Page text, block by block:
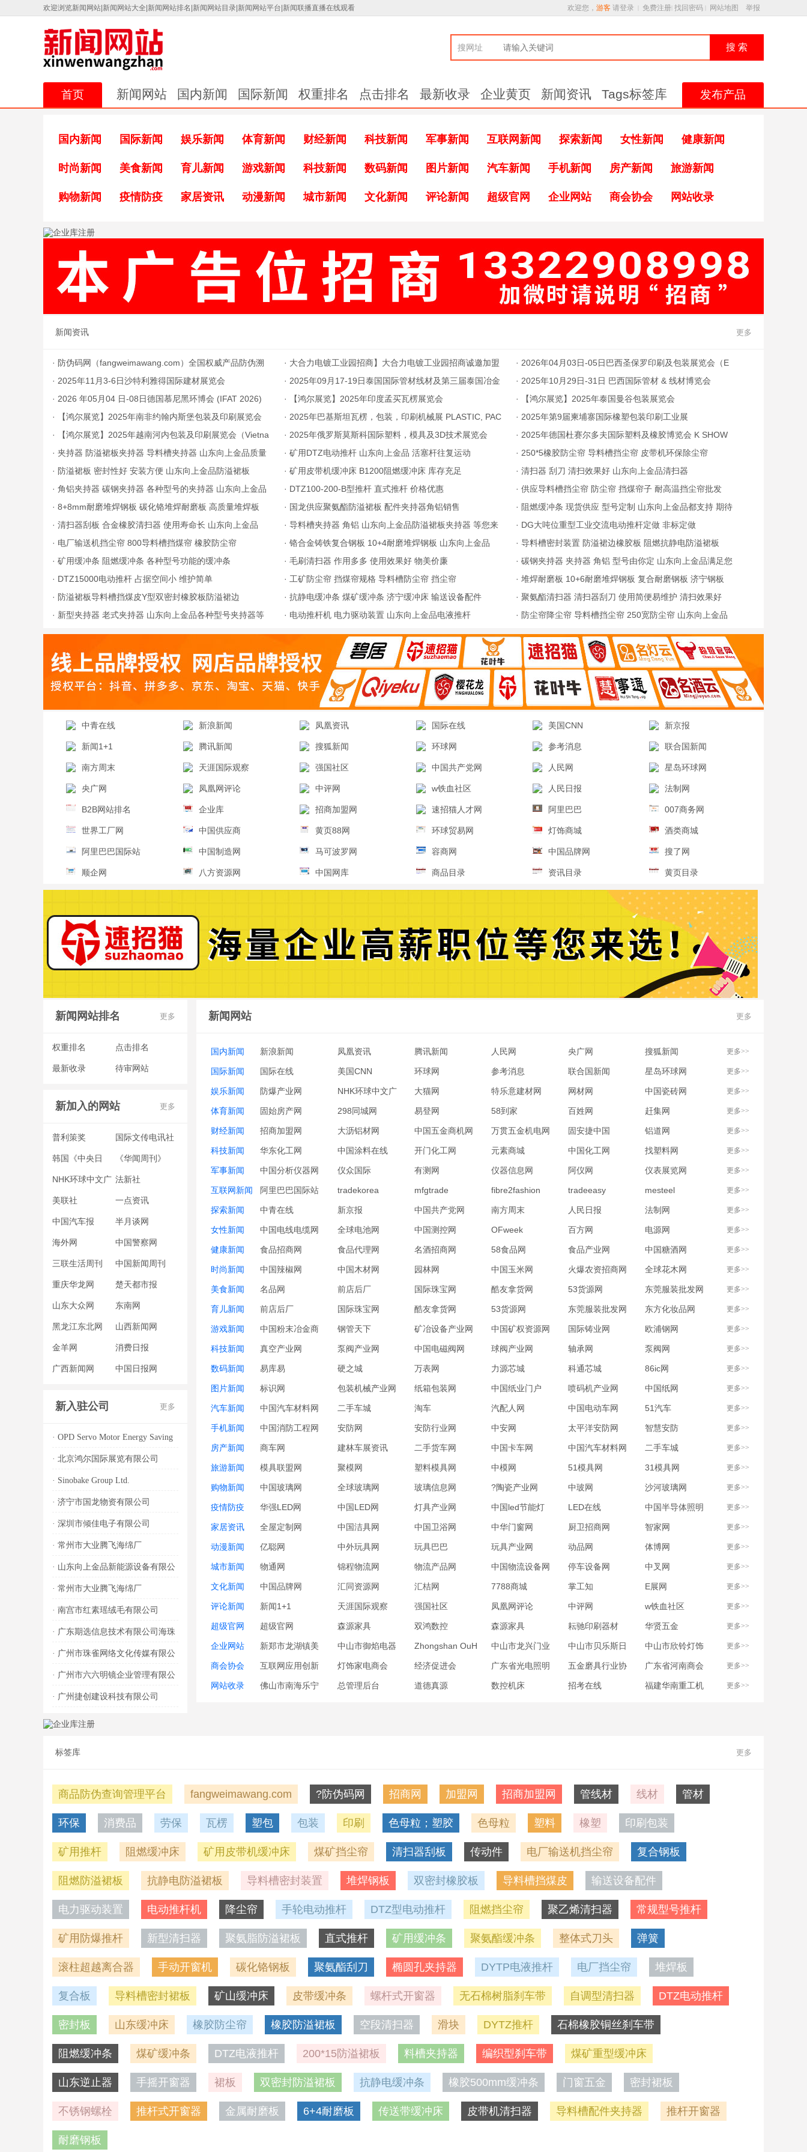
欢迎浏览新闻网站|新闻网站大全|新闻网站排名|新闻网站目录|新闻网站平台|新闻联播直播在线观看 欢迎您， 游客 请登录 免费注册 找回密码 网站地图 举报
搜网址 搜 索
首页 新闻网站 国内新闻 国际新闻 权重排名 点击排名 最新收录 企业黄页 新闻资讯 Tags标签库 发布产品
国内新闻 国际新闻 娱乐新闻 体育新闻 财经新闻 科技新闻 军事新闻 互联网新闻 探索新闻 女性新闻 健康新闻
时尚新闻 美食新闻 育儿新闻 游戏新闻 科技新闻 数码新闻 图片新闻 汽车新闻 手机新闻 房产新闻 旅游新闻
购物新闻 疫情防疫 家居资讯 动漫新闻 城市新闻 文化新闻 评论新闻 超级官网 企业网站 商会协会 网站收录
新闻资讯 更多
· ‌防伪码网（fangweimawang.com）全国权威产品防伪溯
源查询平
· 大合力电镀工业园招商】大合力电镀工业园招商诚邀加盟 · 2026年04月03日-05日巴西圣保罗印刷及包装展览会（E
XPOPRINT 2026）
· 2025年11月3-6日沙特利雅得国际建材展览会 · 2025年09月17-19日泰国国际管材线材及第三届泰国冶金
铸造展览会
· 2025年10月29日-31日 巴西国际管材 & 线材博览会
· 2026 年05月04 日-08日德国慕尼黑环博会 (IFAT 2026) · 【鸿尔展览】2025年印度孟买瓦楞展览会 ·
【鸿尔展览】2025年泰国曼谷包装展览会
·
【鸿尔展览】2025年南非约翰内斯堡包装及印刷展览会 · 2025年巴基斯坦瓦楞，包装，印刷机械展 PLASTIC, PAC
KAGING & PRINT A
· 2025年第9届柬埔寨国际橡塑包装印刷工业展
·
【鸿尔展览】2025年越南河内包装及印刷展览会（Vietna
m Print Pack 2025）
· 2025年俄罗斯莫斯科国际塑料，模具及3D技术展览会 · 2025年德国杜赛尔多夫国际塑料及橡胶博览会 K SHOW
· 夹持器 防溢裙板夹持器 导料槽夹持器 山东向上金品质量
保证
· 矿用DTZ电动推杆 山东向上金品 活塞杆往复运动 · 250*5橡胶防尘帘 导料槽挡尘帘 皮带机环保除尘帘
· 防溢裙板 密封性好 安装方便 山东向上金品防溢裙板 · 矿用皮带机缓冲床 B1200阻燃缓冲床 库存充足 · 清扫器 刮刀 清扫效果好 山东向上金品清扫器
· 角铝夹持器 碳钢夹持器 各种型号的夹持器 山东向上金品 · DTZ100-200-B型推杆 直式推杆 价格优惠 · 供应导料槽挡尘帘 防尘帘 挡煤帘子 耐高温挡尘帘批发
· 8+8mm耐磨堆焊钢板 碳化铬堆焊耐磨板 高质量堆焊板 · 国龙供应聚氨酯防溢裙板 配件夹持器角铝销售 · 阻燃缓冲条 现货供应 型号定制 山东向上金品都支持 期待
您的光临
· 清扫器刮板 合金橡胶清扫器 使用寿命长 山东向上金品 · 导料槽夹持器 角铝 山东向上金品防溢裙板夹持器 等您来 · DG大吨位重型工业交流电动推杆定做 非标定做
· 电厂输送机挡尘帘 800导料槽挡煤帘 橡胶防尘帘 · 铬合金铸铁复合钢板 10+4耐磨堆焊钢板 山东向上金品 · 导料槽密封装置 防溢裙边橡胶板 阻燃抗静电防溢裙板
· 矿用缓冲条 阻燃缓冲条 各种型号功能的缓冲条 · 毛刷清扫器 作用多多 使用效果好 物美价廉 · 碳钢夹持器 夹持器 角铝 型号由你定 山东向上金品满足您
· DTZ15000电动推杆 占据空间小 维护简单 · 工矿防尘帘 挡煤帘规格 导料槽防尘帘 挡尘帘 · 堆焊耐磨板 10+6耐磨堆焊钢板 复合耐磨钢板 济宁钢板
· 防溢裙板导料槽挡煤皮Y型双密封橡胶板防溢裙边 · 抗静电缓冲条 煤矿缓冲条 济宁缓冲床 输送设备配件 · 聚氨酯清扫器 清扫器刮刀 使用简便易维护 清扫效果好
· 新型夹持器 老式夹持器 山东向上金品各种型号夹持器等
你来
· 电动推杆机 电力驱动装置 山东向上金品电液推杆 · 防尘帘降尘帘 导料槽挡尘帘 250宽防尘帘 山东向上金品
中青在线 新浪新闻 凤凰资讯 国际在线 美国CNN 新京报
新闻1+1 腾讯新闻 搜狐新闻 环球网 参考消息 联合国新闻
南方周末 天涯国际观察 强国社区 中国共产党网 人民网 星岛环球网
央广网 凤凰网评论 中评网 w铁血社区 人民日报 法制网
B2B网站排名 企业库 招商加盟网 速招猫人才网 阿里巴巴 007商务网
世界工厂网 中国供应商 黄页88网 环球贸易网 灯饰商城 酒类商城
阿里巴巴国际站 中国制造网 马可波罗网 容商网 中国品牌网 搜了网
顺企网 八方资源网 中国网库 商品目录 资讯目录 黄页目录
新闻网站排名 更多
权重排名 点击排名
最新收录 待审网站
新加入的网站 更多
普利策奖
国际文传电讯社
（Interfax）
韩国《中央日
报》
《华闻周刊》
NHK环球中文广
播网
法新社
美联社 一点资讯
中国汽车报 半月谈网
海外网 中国警察网
三联生活周刊 中国新闻周刊
重庆华龙网 楚天都市报
山东大众网 东南网
黑龙江东北网 山西新闻网
金羊网 消费日报
广西新闻网 中国日报网
新入驻公司 更多
· OPD Servo Motor Energy Saving
System Co., Ltd.
· 北京鸿尔国际展览有限公司
· Sinobake Group Ltd.
· 济宁市国龙物资有限公司
· 深圳市倾佳电子有限公司
· 常州市大业腾飞海绵厂
· 山东向上金品新能源设备有限公
司
· 常州市大业腾飞海绵厂
· 南宫市红素瑶绒毛有限公司
· 广东期选信息技术有限公司海珠
金菊路第一分公司
· 广州市珠雀网络文化传媒有限公
司
· 广州市六六明镜企业管理有限公
司
· 广州捷创建设科技有限公司
新闻网站 更多
国内新闻 新浪新闻 凤凰资讯 腾讯新闻 人民网 央广网 搜狐新闻 更多>>
国际新闻 国际在线 美国CNN 环球网 参考消息 联合国新闻 星岛环球网 更多>>
娱乐新闻 防爆产业网
NHK环球中文广
播网
大猫网 特乐意建材网 网材网 中国瓷砖网 更多>>
体育新闻 固始房产网 298同城网 易登网 58到家 百姓网 赶集网 更多>>
财经新闻 招商加盟网 大沥铝材网 中国五金商机网 万贯五金机电网 固安捷中国 铝道网 更多>>
科技新闻 华东化工网 中国涂料在线 开门化工网 元素商城 中国化工网 找塑料网 更多>>
军事新闻 中国分析仪器网 仪众国际 有测网 仪器信息网 阿仪网 仪表展览网 更多>>
互联网新闻 阿里巴巴国际站 tradekorea mfgtrade fibre2fashion tradeeasy mesteel 更多>>
探索新闻 中青在线 新京报 中国共产党网 南方周末 人民日报 法制网 更多>>
女性新闻 中国电线电缆网 全球电池网 中国测控网 OFweek 百方网 电源网 更多>>
健康新闻 食品招商网 食品代理网 名酒招商网 58食品网 食品产业网 中国糖酒网 更多>>
时尚新闻 中国辣椒网 中国木材网 园林网 中国玉米网 火爆农资招商网 全球花木网 更多>>
美食新闻 名品网 前店后厂 国际珠宝网 酷友拿货网 53货源网 东莞服装批发网 更多>>
育儿新闻 前店后厂 国际珠宝网 酷友拿货网 53货源网 东莞服装批发网 东方化妆品网 更多>>
游戏新闻
中国粉末冶金商
务网
钢管天下 矿冶设备产业网 中国矿权资源网 国际铸业网 欧浦钢网 更多>>
科技新闻 真空产业网 泵阀产业网 中国电磁阀网 球阀产业网 轴承网 泵阀网 更多>>
数码新闻 易库易 硬之城 万表网 力源芯城 科通芯城 86ic网 更多>>
图片新闻 标识网 包装机械产业网 纸箱包装网 中国纸业门户 喷码机产业网 中国纸网 更多>>
汽车新闻 中国汽车材料网 二手车城 淘车 汽配人网 中国电动车网 51汽车 更多>>
手机新闻 中国消防工程网 安防网 安防行业网 中安网 太平洋安防网 智慧安防 更多>>
房产新闻 商车网 建林车展资讯 二手货车网 中国卡车网 中国汽车材料网 二手车城 更多>>
旅游新闻 模具联盟网 聚模网 塑料模具网 中模网 51模具网 31模具网 更多>>
购物新闻 中国玻璃网 全球玻璃网 玻璃信息网 ?陶瓷产业网 中玻网 沙河玻璃网 更多>>
疫情防疫 华强LED网 中国LED网 灯具产业网 中国led节能灯 LED在线
中国半导体照明
网
更多>>
家居资讯 全屋定制网 中国洁具网 中国卫浴网 中华门窗网 厨卫招商网 智家网 更多>>
动漫新闻 亿聪网 中外玩具网 玩具巴巴 玩具产业网 动品网 体博网 更多>>
城市新闻 物通网 锦程物流网 物流产品网 中国物流设备网 停车设备网 中叉网 更多>>
文化新闻 中国品牌网 汇同资源网 汇桔网 7788商城 掌工知 E展网 更多>>
评论新闻 新闻1+1 天涯国际观察 强国社区 凤凰网评论 中评网 w铁血社区 更多>>
超级官网 超级官网 森源家具 双鸿数控 森源家具 耘驰印刷器材 华贤五金 更多>>
企业网站
新郑市龙湖镇美
度灯饰商店
中山市御焰电器
有限公司
Zhongshan OuH
ua Printing Pack
age Co.,Ltd
中山市龙兴门业
有限公司
中山市贝乐斯日
用制品有限公司
中山市欣铃灯饰
有限公司
更多>>
商会协会
互联网应用创新
协会
灯饰家电商会 经济促进会
广东省光电照明
协会
五金磨具行业协
会
广东省河南商会 更多>>
网站收录
佛山市南海乐宁
总管理后台 道德真源 数控机床 招考在线
福建华南重工机
更多>>
标签库 更多
商品防伪查询管理平台 fangweimawang.com ?防伪码网 招商网 加盟网 招商加盟网 管线材 线材 管材
环保 消费品 劳保 瓦楞 塑包 包装 印刷 色母粒；塑胶 色母粒 塑料 橡塑 印刷包装
矿用推杆 阻燃缓冲床 矿用皮带机缓冲床 煤矿挡尘帘 清扫器刮板 传动件 电厂输送机挡尘帘 复合钢板
阻燃防溢裙板 抗静电防溢裙板 导料槽密封装置 堆焊钢板 双密封橡胶板 导料槽挡煤皮 输送设备配件
电力驱动装置 电动推杆机 降尘帘 手轮电动推杆 DTZ型电动推杆 阻燃挡尘帘 聚乙烯清扫器 常规型号推杆
矿用防爆推杆 新型清扫器 聚氨脂防溢裙板 直式推杆 矿用缓冲条 聚氨酯缓冲条 整体式刀头 弹簧
滚柱超越离合器 手动开窗机 碳化铬钢板 聚氨酯刮刀 椭圆孔夹持器 DYTP电液推杆 电厂挡尘帘 堆焊板
复合板 导料槽密封裙板 矿山缓冲床 皮带缓冲条 螺杆式开窗器 无石棉树脂刹车带 自调型清扫器 DTZ电动推杆
密封板 山东缓冲床 橡胶防尘帘 橡胶防溢裙板 空段清扫器 滑块 DYTZ推杆 石棉橡胶铜丝刹车带
阻燃缓冲条 煤矿缓冲条 DTZ电液推杆 200*15防溢裙板 料槽夹持器 编织型刹车带 煤矿重型缓冲床
山东逆止器 手摇开窗器 裙板 双密封防溢裙板 抗静电缓冲条 橡胶500mm缓冲条 门窗五金 密封裙板
不锈钢螺栓 推杆式开窗器 金属耐磨板 6+4耐磨板 传送带缓冲床 皮带机清扫器 导料槽配件夹持器 推杆开窗器
耐磨钢板